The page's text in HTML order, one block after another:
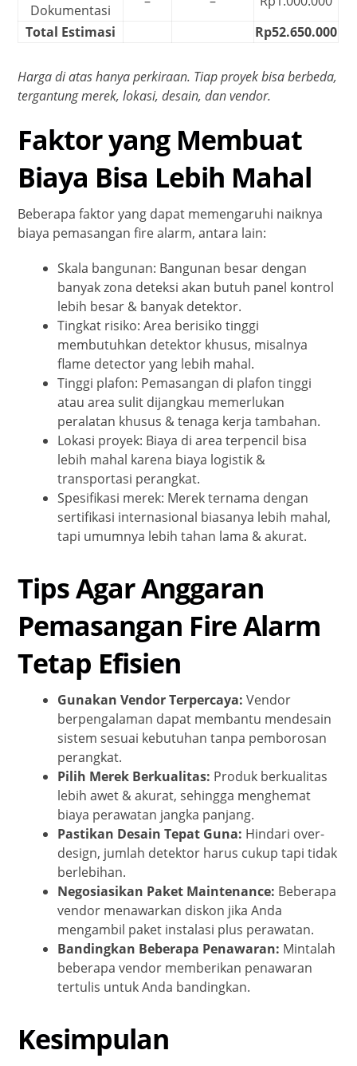
Dokumentasi
Total Estimasi
Rp52.650.000
Harga di atas hanya perkiraan. Tiap proyek bisa berbeda,
tergantung merek, lokasi, desain, dan vendor.
Faktor yang Membuat
Biaya Bisa Lebih Mahal
Beberapa faktor yang dapat memengaruhi naiknya
biaya pemasangan fire alarm, antara lain:
Skala bangunan: Bangunan besar dengan
banyak zona deteksi akan butuh panel kontrol
lebih besar & banyak detektor.
Tingkat risiko: Area berisiko tinggi
membutuhkan detektor khusus, misalnya
flame detector yang lebih mahal.
Tinggi plafon: Pemasangan di plafon tinggi
atau area sulit dijangkau memerlukan
peralatan khusus & tenaga kerja tambahan.
Lokasi proyek: Biaya di area terpencil bisa
lebih mahal karena biaya logistik &
transportasi perangkat.
Spesifikasi merek: Merek ternama dengan
sertifikasi internasional biasanya lebih mahal,
tapi umumnya lebih tahan lama & akurat.
Tips Agar Anggaran
Pemasangan Fire Alarm
Tetap Efisien
Gunakan Vendor Terpercaya: Vendor
berpengalaman dapat membantu mendesain
sistem sesuai kebutuhan tanpa pemborosan
perangkat.
Pilih Merek Berkualitas: Produk berkualitas
lebih awet & akurat, sehingga menghemat
biaya perawatan jangka panjang.
Pastikan Desain Tepat Guna: Hindari over-
design, jumlah detektor harus cukup tapi tidak
berlebihan.
Negosiasikan Paket Maintenance: Beberapa
vendor menawarkan diskon jika Anda
mengambil paket instalasi plus perawatan.
Bandingkan Beberapa Penawaran: Mintalah
beberapa vendor memberikan penawaran
tertulis untuk Anda bandingkan.
Kesimpulan